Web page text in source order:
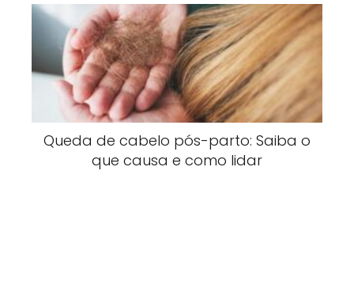
Queda de cabelo pós-parto: Saiba o
que causa e como lidar